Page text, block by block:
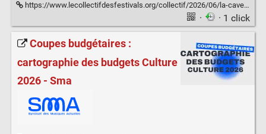
https://www.lecollectifdesfestivals.org/collectif/2026/06/la-caverne-mutualisation-de-materiels-pour-les-evenements-bretons/
· · 1 click
Coupes budgétaires :
cartographie des budgets Culture
2026 - Sma